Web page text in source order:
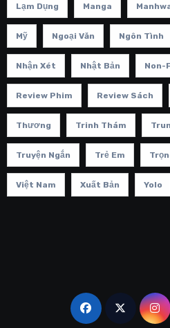
Lạm Dụng Manga
Mỹ Ngoại Văn Ngôn Tình
Nhận Xét Nhật Bản Non-
Review Phim Review Sách
Thương Trinh Thám
Truyện Ngắn Trẻ Em
Việt Nam Xuất Bản Yolo